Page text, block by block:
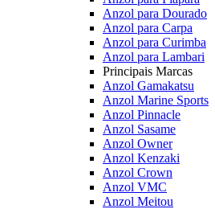
Anzol para Dourado
Anzol para Carpa
Anzol para Curimba
Anzol para Lambari
Principais Marcas
Anzol Gamakatsu
Anzol Marine Sports
Anzol Pinnacle
Anzol Sasame
Anzol Owner
Anzol Kenzaki
Anzol Crown
Anzol VMC
Anzol Meitou